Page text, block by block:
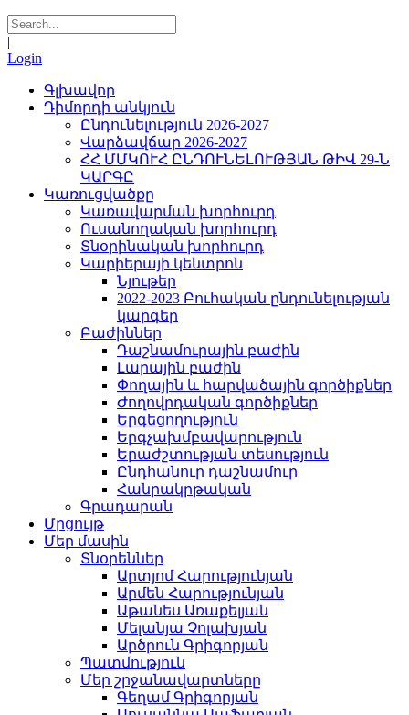
|
Login
Գլխավոր
Դիմորդի անկյուն
Ընդունելություն 2026-2027
Վարձավճար 2026-2027
ՀՀ ՄՄԿՈՒՀ ԸՆԴՈՒՆԵԼՈՒԹՅԱՆ ԹԻՎ 29-Ն
ԿԱՐԳԸ
Կառուցվածքը
Կառավարման խորհուրդ
Ուսանողական խորհուրդ
Տնօրինական խորհուրդ
Կարիերայի կենտրոն
Նյութեր
2022-2023 Բուհական ընդունելության
կարգեր
Բաժիններ
Դաշնամուրային բաժին
Լարային բաժին
Փողային և հարվածային գործիքներ
Ժողովրդական գործիքներ
Երգեցողություն
Երգչախմբավարություն
Երաժշտության տեսություն
Ընդհանուր դաշնամուր
Հանրակրթական
Գրադարան
Մրցույթ
Մեր մասին
Տնօրեններ
Արտյոմ Հարությունյան
Արմեն Հարությունյան
Աթանես Առաքելյան
Մելանյա Չոլախյան
Արծրուն Գրիգորյան
Պատմություն
Մեր շրջանավարտները
Գեղամ Գրիգորյան